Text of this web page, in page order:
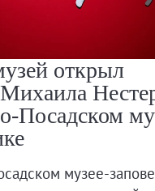
открыл
Посадском
музее-